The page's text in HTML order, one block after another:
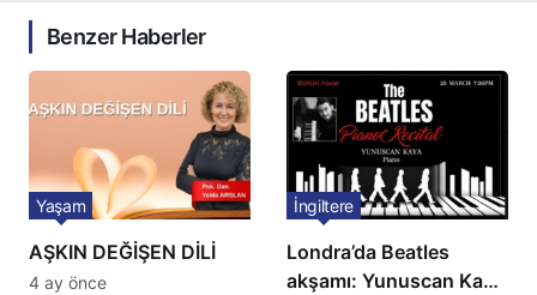
Benzer Haberler
AŞKIN DEĞİŞEN DİLİ
Yaşam
4 ay önce
Londra’da Beatles
akşamı: Yunuscan Kaya
İngiltere